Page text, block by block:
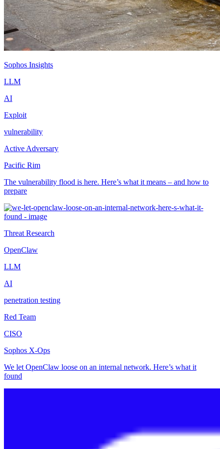
Sophos Insights
LLM
AI
Exploit
vulnerability
Active Adversary
Pacific Rim
The vulnerability flood is here. Here’s what it means – and how to
prepare
Threat Research
OpenClaw
LLM
AI
penetration testing
Red Team
CISO
Sophos X-Ops
We let OpenClaw loose on an internal network. Here’s what it
found